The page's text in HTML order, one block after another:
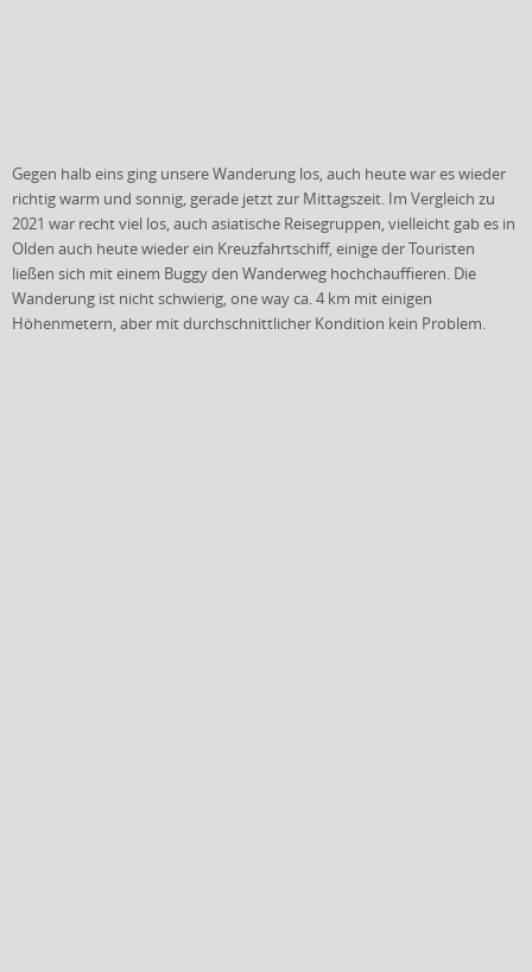
Gegen halb eins ging unsere Wanderung los, auch heute war es wieder
richtig warm und sonnig, gerade jetzt zur Mittagszeit. Im Vergleich zu
2021 war recht viel los, auch asiatische Reisegruppen, vielleicht gab es in
Olden auch heute wieder ein Kreuzfahrtschiff, einige der Touristen
ließen sich mit einem Buggy den Wanderweg hochchauffieren. Die
Wanderung ist nicht schwierig, one way ca. 4 km mit einigen
Höhenmetern, aber mit durchschnittlicher Kondition kein Problem.